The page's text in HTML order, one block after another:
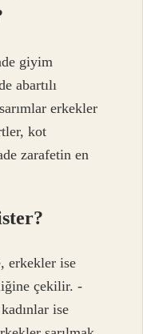
giyim
abartılı
erkekler
kot
zarafetin en
erkekler ise
çekilir. -
ise